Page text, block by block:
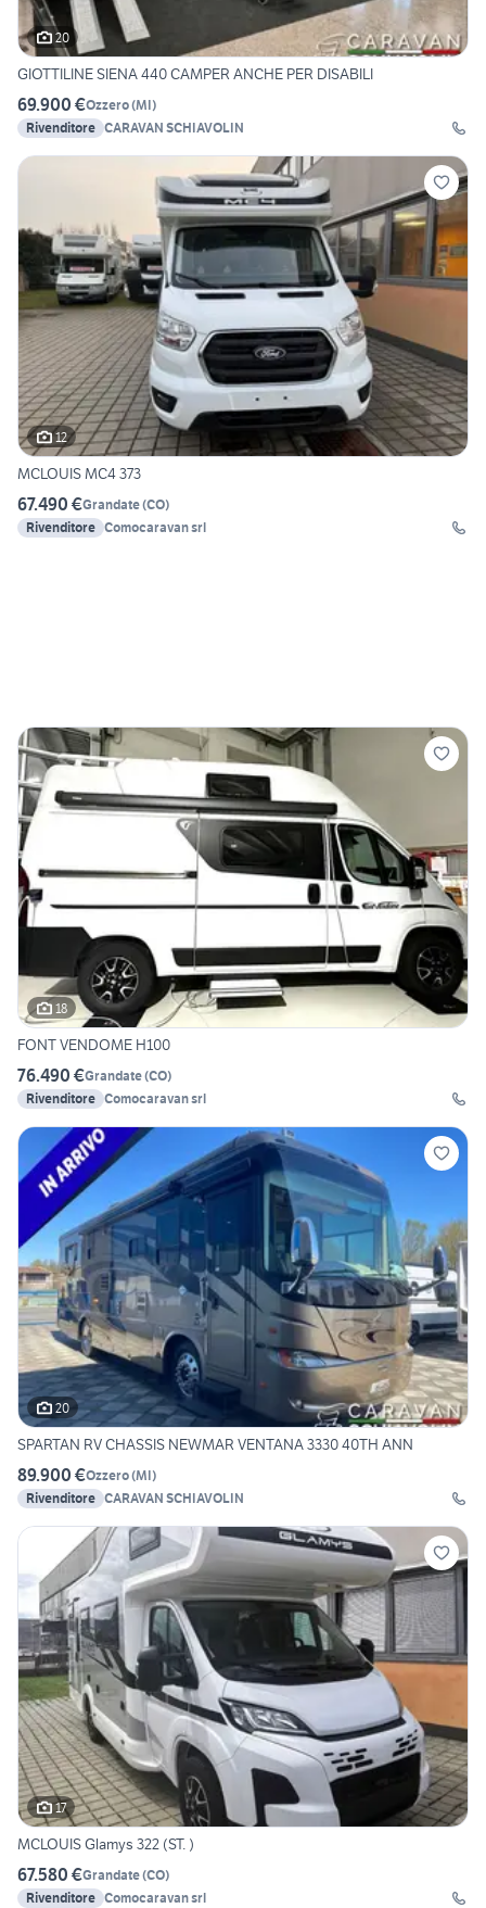
20
GIOTTILINE SIENA 440 CAMPER ANCHE PER DISABILI
69.900 €Ozzero(MI)
Rivenditore CARAVAN SCHIAVOLIN
12
MCLOUIS MC4 373
67.490 €Grandate(CO)
Rivenditore Comocaravan srl
18
FONT VENDOME H100
76.490 €Grandate(CO)
Rivenditore Comocaravan srl
20
SPARTAN RV CHASSIS NEWMAR VENTANA 3330 40TH ANN
89.900 €Ozzero(MI)
Rivenditore CARAVAN SCHIAVOLIN
17
MCLOUIS Glamys 322 (ST. )
67.580 €Grandate(CO)
Rivenditore Comocaravan srl